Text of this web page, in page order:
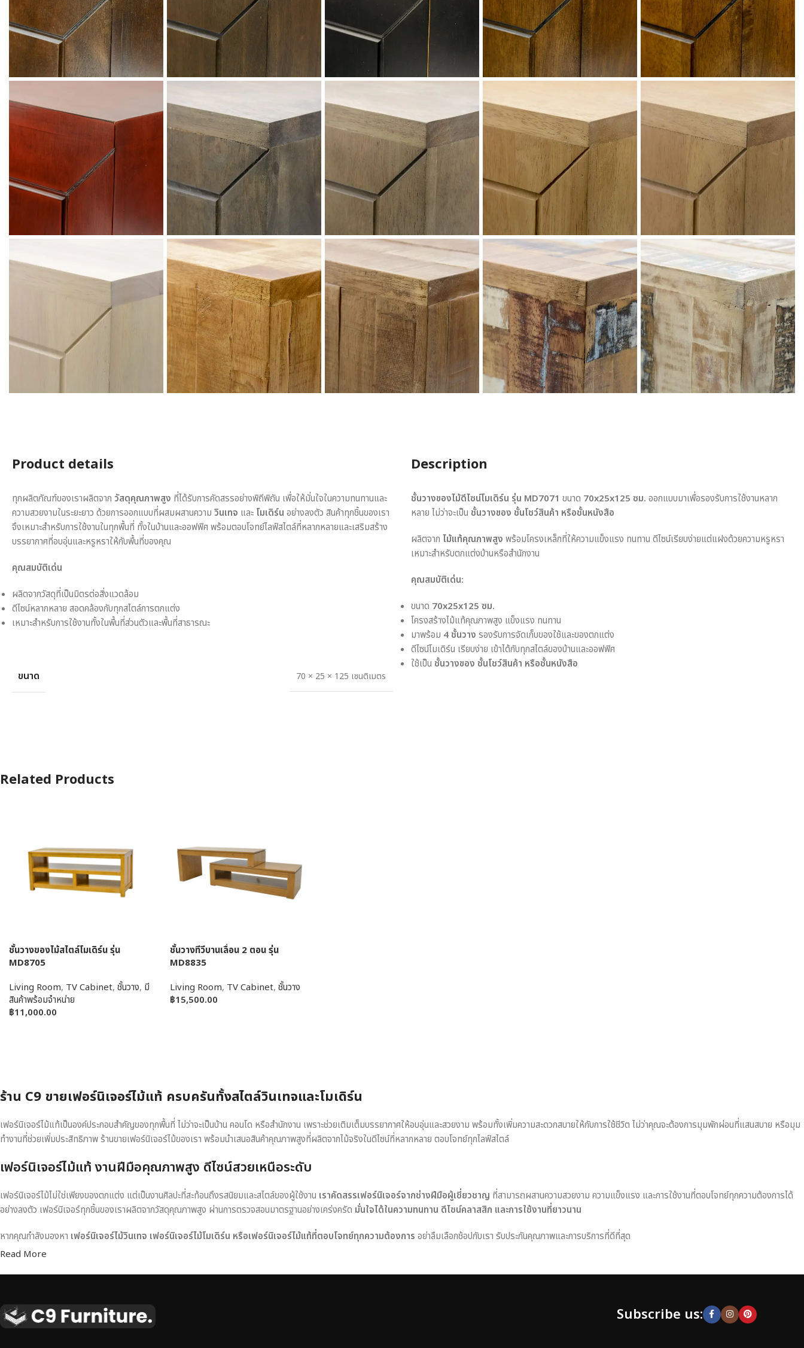
Product details
ทุกผลิตภัณฑ์ของเราผลิตจาก วัสดุคุณภาพสูง ที่ได้รับการคัดสรรอย่างพิถีพิถัน เพื่อให้มั่นใจในความทนทานและ
ความสวยงามในระยะยาว ด้วยการออกแบบที่ผสมผสานความ วินเทจ และ โมเดิร์น อย่างลงตัว สินค้าทุกชิ้นของเรา
จึงเหมาะสำหรับการใช้งานในทุกพื้นที่ ทั้งในบ้านและออฟฟิศ พร้อมตอบโจทย์ไลฟ์สไตล์ที่หลากหลายและเสริมสร้าง
บรรยากาศที่อบอุ่นและหรูหราให้กับพื้นที่ของคุณ
คุณสมบัติเด่น
ผลิตจากวัสดุที่เป็นมิตรต่อสิ่งแวดล้อม
ดีไซน์หลากหลาย สอดคล้องกับทุกสไตล์การตกแต่ง
เหมาะสำหรับการใช้งานทั้งในพื้นที่ส่วนตัวและพื้นที่สาธารณะ
ขนาด 70 × 25 × 125 เซนติเมตร
Description
ชั้นวางของไม้ดีไซน์โมเดิร์น รุ่น MD7071 ขนาด 70x25x125 ซม. ออกแบบมาเพื่อรองรับการใช้งานหลาก
หลาย ไม่ว่าจะเป็น ชั้นวางของ ชั้นโชว์สินค้า หรือชั้นหนังสือ
ผลิตจาก ไม้แท้คุณภาพสูง พร้อมโครงเหล็กที่ให้ความแข็งแรง ทนทาน ดีไซน์เรียบง่ายแต่แฝงด้วยความหรูหรา
เหมาะสำหรับตกแต่งบ้านหรือสำนักงาน
คุณสมบัติเด่น:
ขนาด 70x25x125 ซม.
โครงสร้างไม้แท้คุณภาพสูง แข็งแรง ทนทาน
มาพร้อม 4 ชั้นวาง รองรับการจัดเก็บของใช้และของตกแต่ง
ดีไซน์โมเดิร์น เรียบง่าย เข้าได้กับทุกสไตล์ของบ้านและออฟฟิศ
ใช้เป็น ชั้นวางของ ชั้นโชว์สินค้า หรือชั้นหนังสือ
Related Products
ชั้นวางของไม้สไตล์โมเดิร์น รุ่น
MD8705
Living Room, TV Cabinet, ชั้นวาง, มี
สินค้าพร้อมจำหน่าย
฿11,000.00
ชั้นวางทีวีบานเลื่อน 2 ตอน รุ่น
MD8835
Living Room, TV Cabinet, ชั้นวาง
฿15,500.00
ร้าน C9 ขายเฟอร์นิเจอร์ไม้แท้ ครบครันทั้งสไตล์วินเทจและโมเดิร์น
เฟอร์นิเจอร์ไม้แท้เป็นองค์ประกอบสำคัญของทุกพื้นที่ ไม่ว่าจะเป็นบ้าน คอนโด หรือสำนักงาน เพราะช่วยเติมเต็มบรรยากาศให้อบอุ่นและสวยงาม พร้อมทั้งเพิ่มความสะดวกสบายให้กับการใช้ชีวิต ไม่ว่าคุณจะต้องการมุมพักผ่อนที่แสนสบาย หรือมุม
ทำงานที่ช่วยเพิ่มประสิทธิภาพ ร้านขายเฟอร์นิเจอร์ไม้ของเรา พร้อมนำเสนอสินค้าคุณภาพสูงที่ผลิตจากไม้จริงในดีไซน์ที่หลากหลาย ตอบโจทย์ทุกไลฟ์สไตล์
เฟอร์นิเจอร์ไม้แท้ งานฝีมือคุณภาพสูง ดีไซน์สวยเหนือระดับ
เฟอร์นิเจอร์ไม้ไม่ใช่เพียงของตกแต่ง แต่เป็นงานศิลปะที่สะท้อนถึงรสนิยมและสไตล์ของผู้ใช้งาน เราคัดสรรเฟอร์นิเจอร์จากช่างฝีมือผู้เชี่ยวชาญ ที่สามารถผสานความสวยงาม ความแข็งแรง และการใช้งานที่ตอบโจทย์ทุกความต้องการได้
อย่างลงตัว เฟอร์นิเจอร์ทุกชิ้นของเราผลิตจากวัสดุคุณภาพสูง ผ่านการตรวจสอบมาตรฐานอย่างเคร่งครัด มั่นใจได้ในความทนทาน ดีไซน์คลาสสิก และการใช้งานที่ยาวนาน
หากคุณกำลังมองหา เฟอร์นิเจอร์ไม้วินเทจ เฟอร์นิเจอร์ไม้โมเดิร์น หรือเฟอร์นิเจอร์ไม้แท้ที่ตอบโจทย์ทุกความต้องการ อย่าลืมเลือกช้อปกับเรา รับประกันคุณภาพและการบริการที่ดีที่สุด
Read More
Subscribe us: